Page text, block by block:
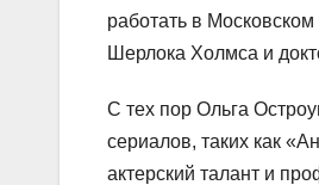
работать в
Шерлока Холмса и
С тех пор Ольга
сериалов, таких как
актерский талант и